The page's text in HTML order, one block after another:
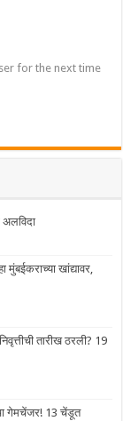
for the next time
खांद्यावर,
तारीख ठरली? 19
गेमचेंजर! 13 चेंडूत